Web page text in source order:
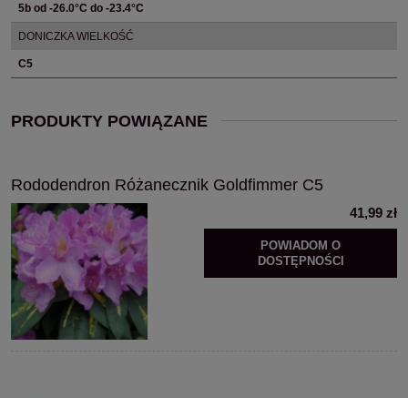
5b od -26.0°C do -23.4°C
DONICZKA WIELKOŚĆ
C5
PRODUKTY POWIĄZANE
Rododendron Różanecznik Goldfimmer C5
41,99 zł
POWIADOM O
DOSTĘPNOŚCI